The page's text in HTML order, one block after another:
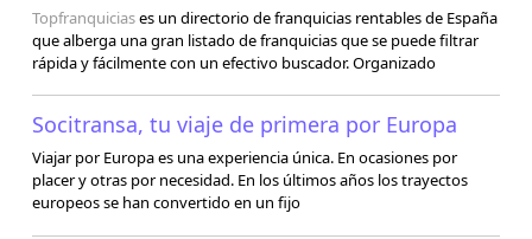
Topfranquiciases un directorio de franquicias rentables de España
que alberga una gran listado de franquicias que se puede filtrar
rápida y fácilmente con un efectivo buscador. Organizado
Socitransa, tu viaje de primera por Europa
Viajar por Europa es una experiencia única. En ocasiones por
placer y otras por necesidad. En los últimos años los trayectos
europeos se han convertido en un fijo